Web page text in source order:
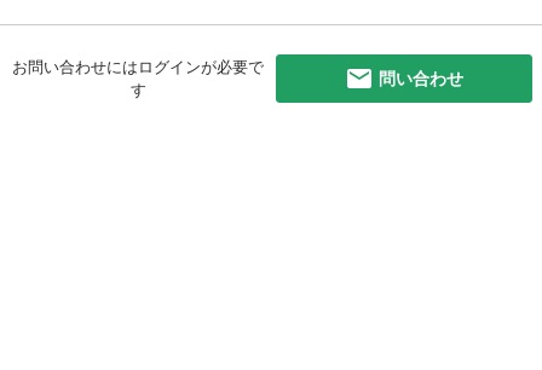
お問い合わせにはログインが必要で
す
問い合わせ